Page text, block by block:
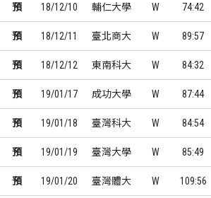
預 18/12/10 輔仁大學 W 74:42
預 18/12/11 臺北商大 W 89:57
預 18/12/12 東南科大 W 84:32
預 19/01/17 成功大學 W 87:44
預 19/01/18 臺灣科大 W 84:54
預 19/01/19 臺灣大學 W 85:49
預 19/01/20 臺灣體大 W 109:56